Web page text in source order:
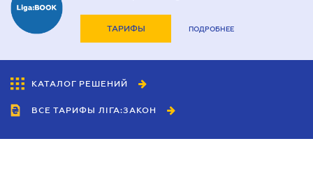
ТАРИФЫ ПОДРОБНЕЕ
КАТАЛОГ РЕШЕНИЙ
ВСЕ ТАРИФЫ ЛІГА:ЗАКОН